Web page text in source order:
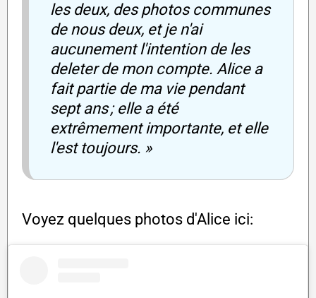
les deux, des photos communes
de nous deux, et je n'ai
aucunement l'intention de les
deleter de mon compte. Alice a
fait partie de ma vie pendant
sept ans ; elle a été
extrêmement importante, et elle
l'est toujours. »
Voyez quelques photos d'Alice ici: